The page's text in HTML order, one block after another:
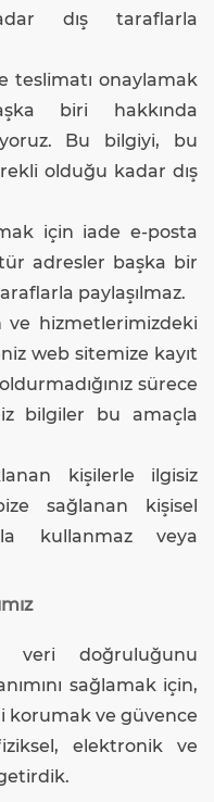
dış taraflarla
teslimatı onaylamak
biri hakkında
Bu bilgiyi, bu
olduğu kadar dış
için iade e-posta
adresler başka bir
paylaşılmaz.
hizmetlerimizdeki
web sitemize kayıt
sürece
bilgiler bu amaçla
kişilerle ilgisiz
sağlanan kişisel
kullanmaz veya
veri doğruluğunu
sağlamak için,
korumak ve güvence
elektronik ve